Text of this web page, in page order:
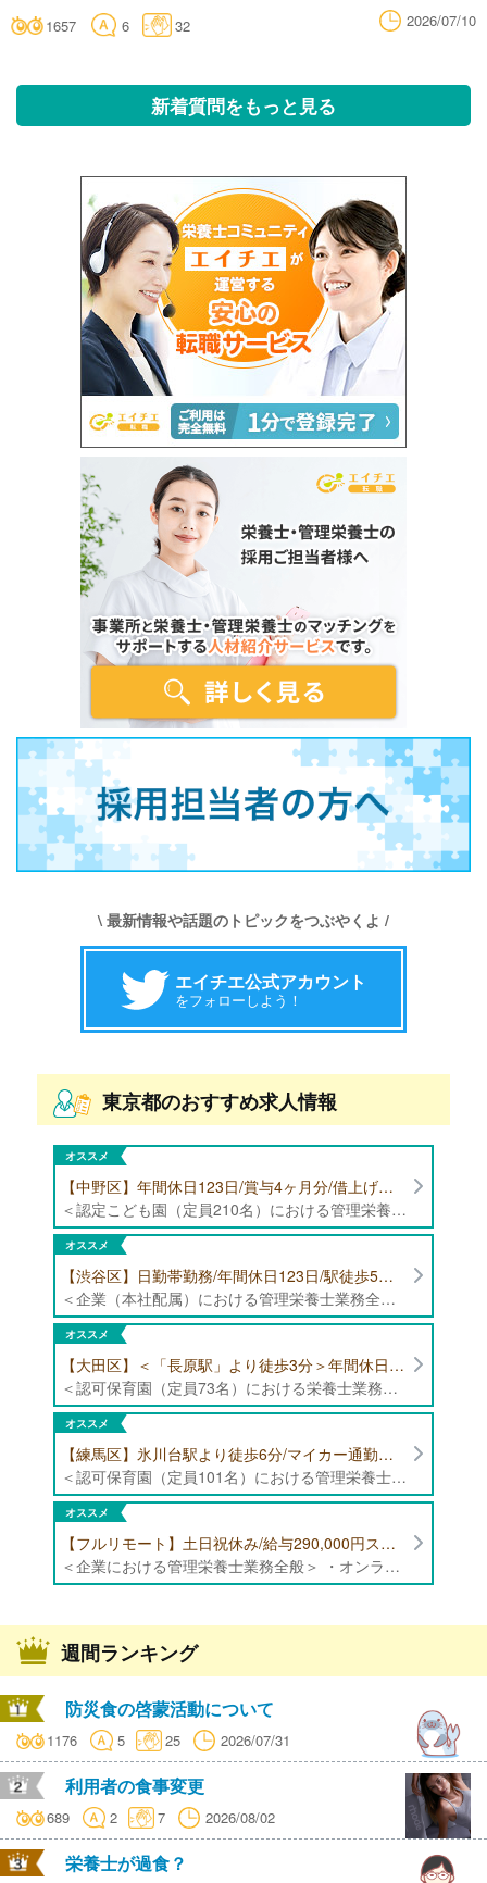
1657 6 32 2026/07/10
新着質問をもっと見る
\ 最新情報や話題のトピックをつぶやくよ /
エイチエ公式アカウント
をフォローしよう！
東京都のおすすめ求人情報
オススメ
【中野区】年間休日123日/賞与4ヶ月分/借上げ住宅制度あり 認定こども園（定員210名）にて管理栄養士・栄養士募集！
＜認定こども園（定員210名）における管理栄養士・栄養士業務全般＞ ・管理栄養士、栄養士業務全般
オススメ
【渋谷区】日勤帯勤務/年間休日123日/駅徒歩5分/企業（本社配属）にて管理栄養士募集！
＜企業（本社配属）における管理栄養士業務全般＞ ・本社および在宅（週1日程度）で、運営・受託する保育園（約50箇所）の管理栄養士・マネジメント業務全般 ・調理指導、育成 ・調理代行※欠員時 ・衛生管理 ・献立作成 ・食材発注 ・園長、調理スタッフとの給食会議 ・クライアント企業との給食会議（食育等の企画提案） ・採用業務（面接・施設見学同行）など ・担当保育園の定期巡回（直行やオンライン対応あり） ※23区内の認可保育園や、事業所内保育園（市川市、古河市、厚木市・追浜等）
オススメ
【大田区】＜「長原駅」より徒歩3分＞年間休日120日以上/最大10連休取得可能/日勤帯勤務のみ 認可保育園（定員73名）にて、栄養士の募集！
＜認可保育園（定員73名）における栄養士業務全般＞ ・調理（朝おやつ・給食・おやつ・補食） ・盛付け、片づけ ・食育、保育室への給食ラウンド、事務業務 ・調理室のお掃除、備蓄の確認、発注など ※定員:73名(0歳児6名、1歳歳児10名、2歳児12名、3歳-5歳児各15名)
オススメ
【練馬区】氷川台駅より徒歩6分/マイカー通勤可能/年間休日120日/賞与高水準 認可保育園（定員101名）にて管理栄養士・栄養士・調理師募集！
＜認可保育園（定員101名）における管理栄養士・栄養士・調理師業務全般＞ ・調理業務全般 ・離乳食、アレルギー除去食対応 ・食育活動
オススメ
【フルリモート】土日祝休み/給与290,000円スタート/残業少なめ 企業にて管理栄養士の募集！
＜企業における管理栄養士業務全般＞ ・オンラインでの栄養指導業務 ・サービス（生活習慣病重症化予防）の品質管理 ・専用アプリを通じたチャットでの栄養指導業務 ※フルリモートにて勤務可能です。 【応募条件】特定保健指導もしくは病院での栄養指導3年以上
週間ランキング
防災食の啓蒙活動について
1176 5 25 2026/07/31
利用者の食事変更
689 2 7 2026/08/02
栄養士が過食？